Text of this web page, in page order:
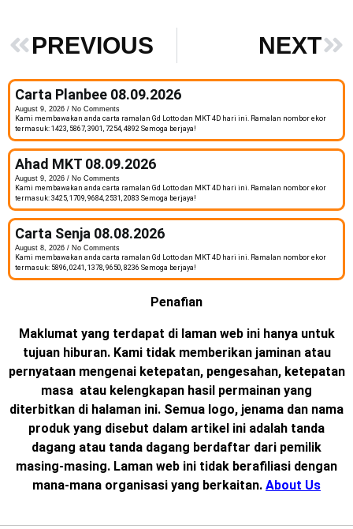
PREVIOUS NEXT
Carta Planbee 08.09.2026
August 9, 2026
No Comments
Kami membawakan anda carta ramalan Gd Lotto dan MKT 4D hari ini. Ramalan nombor ekor
termasuk: 1423, 5867, 3901, 7254, 4892 Semoga berjaya!
Ahad MKT 08.09.2026
August 9, 2026
No Comments
Kami membawakan anda carta ramalan Gd Lotto dan MKT 4D hari ini. Ramalan nombor ekor
termasuk: 3425, 1709, 9684, 2531, 2083 Semoga berjaya!
Carta Senja 08.08.2026
August 8, 2026
No Comments
Kami membawakan anda carta ramalan Gd Lotto dan MKT 4D hari ini. Ramalan nombor ekor
termasuk: 5896, 0241, 1378, 9650, 8236 Semoga berjaya!
Penafian
Maklumat yang terdapat di laman web ini hanya untuk
tujuan hiburan. Kami tidak memberikan jaminan atau
pernyataan mengenai ketepatan, pengesahan, ketepatan
masa atau kelengkapan hasil permainan yang
diterbitkan di halaman ini. Semua logo, jenama dan nama
produk yang disebut dalam artikel ini adalah tanda
dagang atau tanda dagang berdaftar dari pemilik
masing-masing. Laman web ini tidak berafiliasi dengan
mana-mana organisasi yang berkaitan. About Us